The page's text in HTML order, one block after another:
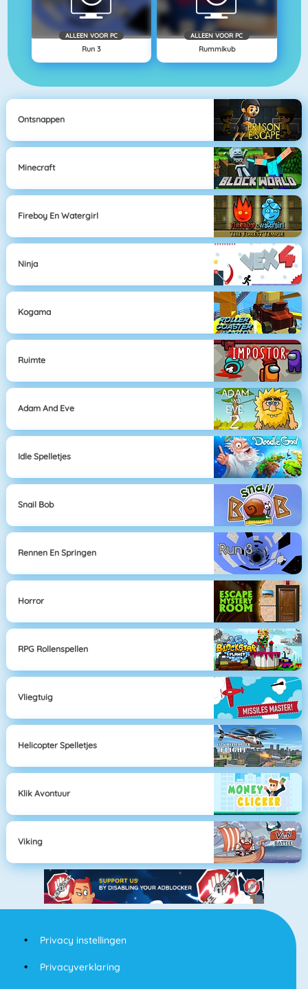
ALLEEN VOOR PC
Run 3
ALLEEN VOOR PC
Rummikub
Ontsnappen
Minecraft
Fireboy En Watergirl
Ninja
Kogama
Ruimte
Adam And Eve
Idle Spelletjes
Snail Bob
Rennen En Springen
Horror
RPG Rollenspellen
Vliegtuig
Helicopter Spelletjes
Klik Avontuur
Viking
Privacy instellingen
Privacyverklaring